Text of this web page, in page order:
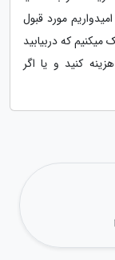
مورد قبول
میکنیم که دربیابید
کنید و یا اگر